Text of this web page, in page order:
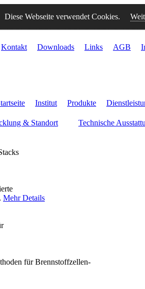
Diese Webseite verwendet Cookies.
Kontakt Downloads Links AGB
Institut Produkte
& Standort Technische
Mehr Details
für Brennstoffzellen-